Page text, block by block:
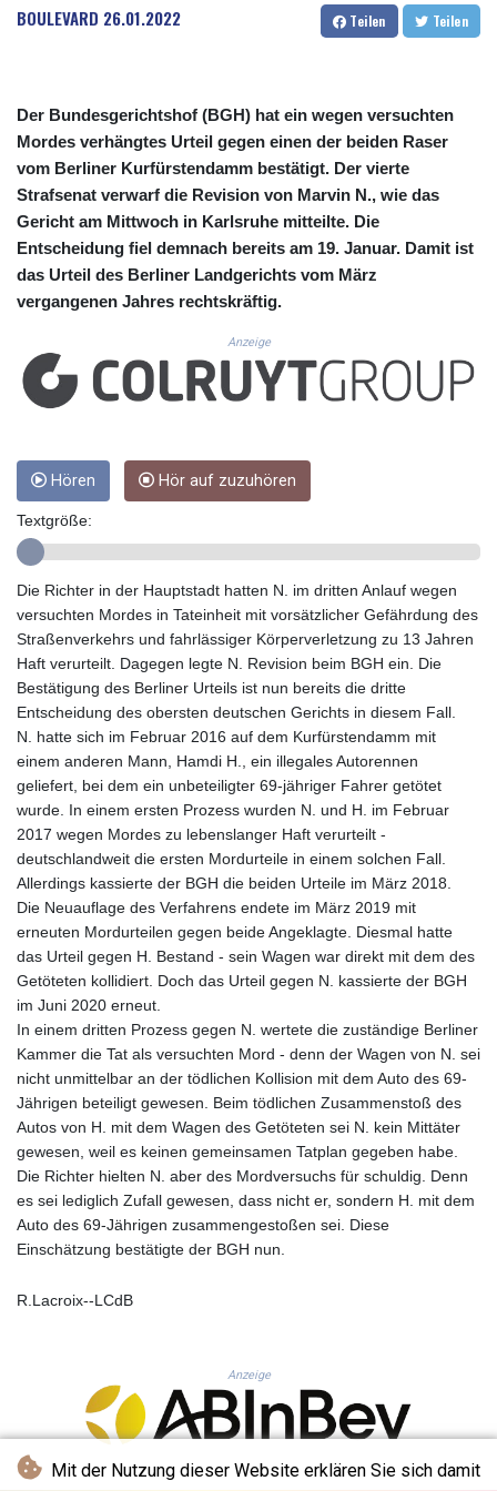
Mit der Nutzung dieser Website erklären Sie sich damit
CUC 1.156136
CUP 30.637594
DKK 7.477932
DOP 67.289164
DZD 152.967099
EGP 57.293288
ERN 17.342035
ETB 186.049588
FJD 2.553384
FKP 0.8566
GEL 3.017966
GGP 0.8566
GHS 13.526832
GNF 10123.874202
GTQ 8.794891
HKD 9.067746
HNL 30.895616
HRK 7.536622
HTG 150.718127
HUF 363.096405
IDR 20580.370421
ILS 3.468234
IMP 0.8566
INR 110.076256
IQD 1509.981237
IRR
1590322.371805
ISK 142.598215
JEP 0.8566
JMD 183.057725
JOD 0.819746
JPY 182.445186
KES 149.158147
KGS 101.104505
KMF 492.514185
KRW 1627.712241
KWD 0.356853
KYD 0.960588
KZT 540.233287
LAK 26025.676609
LBP
103223.017367
LKR 386.635196
LRD 208.057415
MAD 10.743067
MDL 20.044751
MGA 4918.938878
MKD 61.524236
MMK 2427.596601
BOULEVARD 26.01.2022 Teilen Teilen
Der Bundesgerichtshof (BGH) hat ein wegen versuchten
Mordes verhängtes Urteil gegen einen der beiden Raser
vom Berliner Kurfürstendamm bestätigt. Der vierte
Strafsenat verwarf die Revision von Marvin N., wie das
Gericht am Mittwoch in Karlsruhe mitteilte. Die
Entscheidung fiel demnach bereits am 19. Januar. Damit ist
das Urteil des Berliner Landgerichts vom März
vergangenen Jahres rechtskräftig.
Anzeige
Hören Hör auf zuzuhören
Textgröße:
Die Richter in der Hauptstadt hatten N. im dritten Anlauf wegen
versuchten Mordes in Tateinheit mit vorsätzlicher Gefährdung des
Straßenverkehrs und fahrlässiger Körperverletzung zu 13 Jahren
Haft verurteilt. Dagegen legte N. Revision beim BGH ein. Die
Bestätigung des Berliner Urteils ist nun bereits die dritte
Entscheidung des obersten deutschen Gerichts in diesem Fall.
N. hatte sich im Februar 2016 auf dem Kurfürstendamm mit
einem anderen Mann, Hamdi H., ein illegales Autorennen
geliefert, bei dem ein unbeteiligter 69-jähriger Fahrer getötet
wurde. In einem ersten Prozess wurden N. und H. im Februar
2017 wegen Mordes zu lebenslanger Haft verurteilt -
deutschlandweit die ersten Mordurteile in einem solchen Fall.
Allerdings kassierte der BGH die beiden Urteile im März 2018.
Die Neuauflage des Verfahrens endete im März 2019 mit
erneuten Mordurteilen gegen beide Angeklagte. Diesmal hatte
das Urteil gegen H. Bestand - sein Wagen war direkt mit dem des
Getöteten kollidiert. Doch das Urteil gegen N. kassierte der BGH
im Juni 2020 erneut.
In einem dritten Prozess gegen N. wertete die zuständige Berliner
Kammer die Tat als versuchten Mord - denn der Wagen von N. sei
nicht unmittelbar an der tödlichen Kollision mit dem Auto des 69-
Jährigen beteiligt gewesen. Beim tödlichen Zusammenstoß des
Autos von H. mit dem Wagen des Getöteten sei N. kein Mittäter
gewesen, weil es keinen gemeinsamen Tatplan gegeben habe.
Die Richter hielten N. aber des Mordversuchs für schuldig. Denn
es sei lediglich Zufall gewesen, dass nicht er, sondern H. mit dem
Auto des 69-Jährigen zusammengestoßen sei. Diese
Einschätzung bestätigte der BGH nun.
R.Lacroix--LCdB
Anzeige